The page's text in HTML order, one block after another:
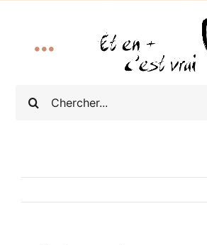
Rechercher:
Navigation
Accueil